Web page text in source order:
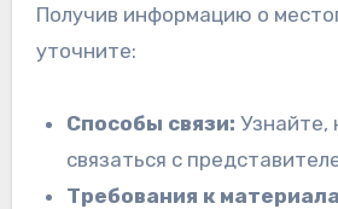
Получив информацию о
уточните:
Способы связи: Узнайте,
связаться с
Требования к